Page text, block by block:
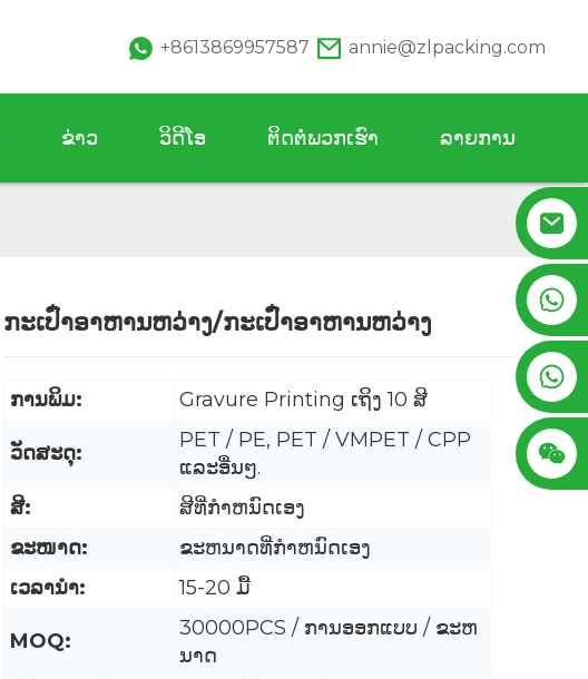
+8613869957587 annie@zlpacking.com
ຂ່າວ ວິດີໂອ ຕິດຕໍ່ພວກເຮົາ ລາຍການ
Loading...
Loading...
ກະເປົ໋າອາຫານຫວ່າງ/ກະເປົ໋າອາຫານຫວ່າງ
ການພິມ: Gravure Printing ເຖິງ 10 ສີ
ວັດສະດຸ:
PET / PE, PET / VMPET / CPP
ແລະອື່ນໆ.
ສີ:
ສີທີ່ກໍາຫນົດເອງ
ຂະໜາດ:
ຂະຫນາດທີ່ກໍາຫນົດເອງ
ເວລານໍາ:
15-20 ມື້
MOQ:
30000PCS / ການອອກແບບ / ຂະຫ
ນາດ